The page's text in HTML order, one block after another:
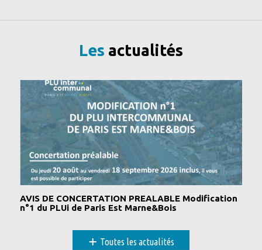
Les actualités
AVIS DE CONCERTATION PREALABLE Modification
n°1 du PLUi de Paris Est Marne&Bois
+ Toutes les actualités